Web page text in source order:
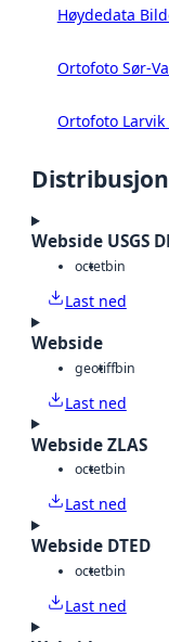
Høydedata
Ortofoto Sør-
Ortofoto
Webside USGS
octetbin
Last ned
Webside
geotiffbin
Last ned
Webside ZLAS
octetbin
Last ned
Webside DTED
octetbin
Last ned